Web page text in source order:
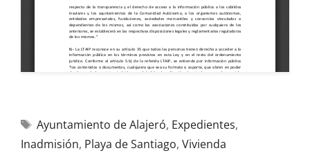
Ayuntamiento de Alajeró, Expedientes,
Inadmisión, Playa de Santiago, Vivienda